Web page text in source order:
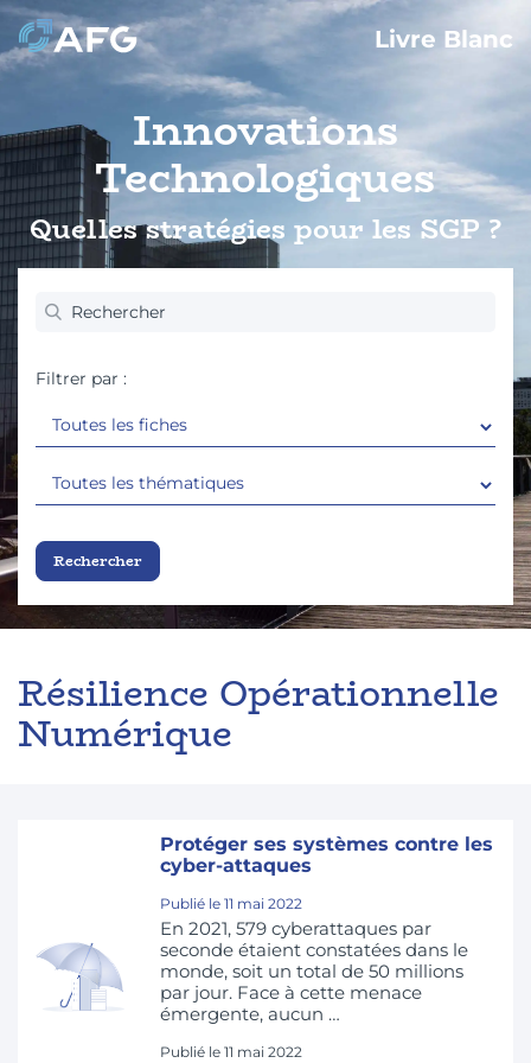
Livre Blanc
Innovations
Technologiques
Quelles stratégies pour les SGP ?
Filtrer par :
Résilience Opérationnelle
Numérique
Protéger ses systèmes contre les
cyber-attaques
Publié le 11 mai 2022
En 2021, 579 cyberattaques par
seconde étaient constatées dans le
monde, soit un total de 50 millions
par jour. Face à cette menace
émergente, aucun …
Publié le 11 mai 2022